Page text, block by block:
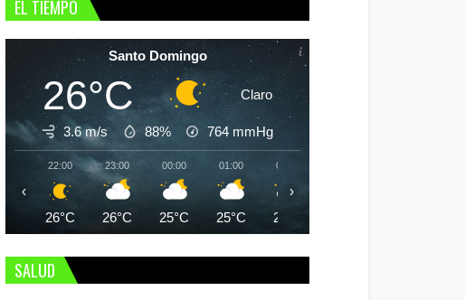
EL TIEMPO
Santo Domingo
26°C Claro
3.6 m/s 88% 764 mmHg
22:00
26°C
23:00
26°C
00:00
25°C
01:00
25°C
02:00
25°C
‹ ›
SALUD